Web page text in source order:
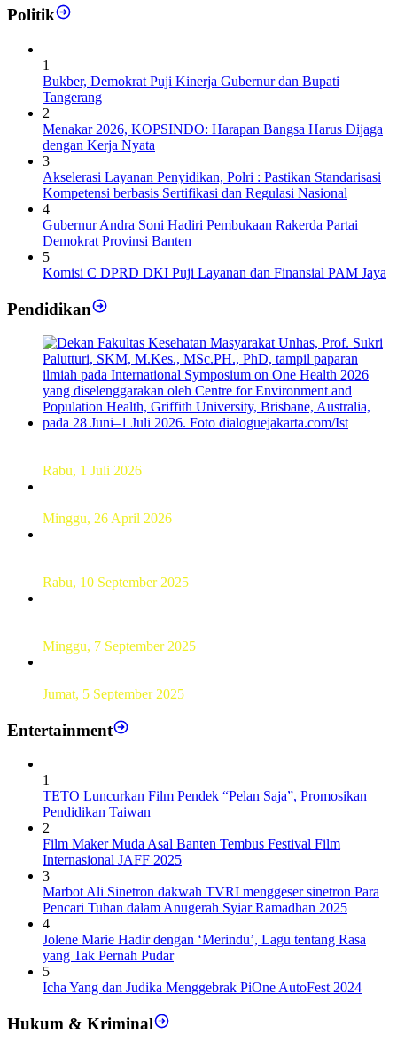
Politik
1
Bukber, Demokrat Puji Kinerja Gubernur dan Bupati
Tangerang
2
Menakar 2026, KOPSINDO: Harapan Bangsa Harus Dijaga
dengan Kerja Nyata
3
Akselerasi Layanan Penyidikan, Polri : Pastikan Standarisasi
Kompetensi berbasis Sertifikasi dan Regulasi Nasional
4
Gubernur Andra Soni Hadiri Pembukaan Rakerda Partai
Demokrat Provinsi Banten
5
Komisi C DPRD DKI Puji Layanan dan Finansial PAM Jaya
Pendidikan
Rabu, 1 Juli 2026
Minggu, 26 April 2026
Rabu, 10 September 2025
Minggu, 7 September 2025
Jumat, 5 September 2025
Entertainment
1
TETO Luncurkan Film Pendek “Pelan Saja”, Promosikan
Pendidikan Taiwan
2
Film Maker Muda Asal Banten Tembus Festival Film
Internasional JAFF 2025
3
Marbot Ali Sinetron dakwah TVRI menggeser sinetron Para
Pencari Tuhan dalam Anugerah Syiar Ramadhan 2025
4
Jolene Marie Hadir dengan ‘Merindu’, Lagu tentang Rasa
yang Tak Pernah Pudar
5
Icha Yang dan Judika Menggebrak PiOne AutoFest 2024
Hukum & Kriminal